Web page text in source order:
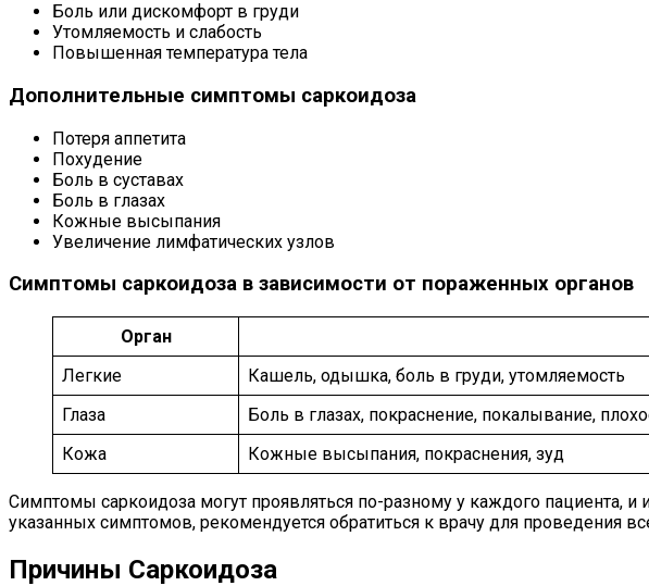
Боль или дискомфорт в груди
Утомляемость и слабость
Повышенная температура тела
Дополнительные симптомы саркоидоза
Потеря аппетита
Похудение
Боль в суставах
Боль в глазах
Кожные высыпания
Увеличение лимфатических узлов
Симптомы саркоидоза в зависимости от пораженных органов
Орган
Легкие
Кашель, одышка, боль в груди, утомляемость
Глаза
Боль в глазах, покраснение, покалывание,
Кожа
Кожные высыпания, покраснения, зуд
Симптомы саркоидоза могут проявляться по-разному у каждого пациента,
указанных симптомов, рекомендуется обратиться к врачу для проведения
Причины Саркоидоза